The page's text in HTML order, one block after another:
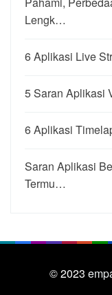
Lengk…
6 Aplikasi Live
5 Saran Aplikasi
6 Aplikasi
Saran Aplikasi
Termu…
© 2023